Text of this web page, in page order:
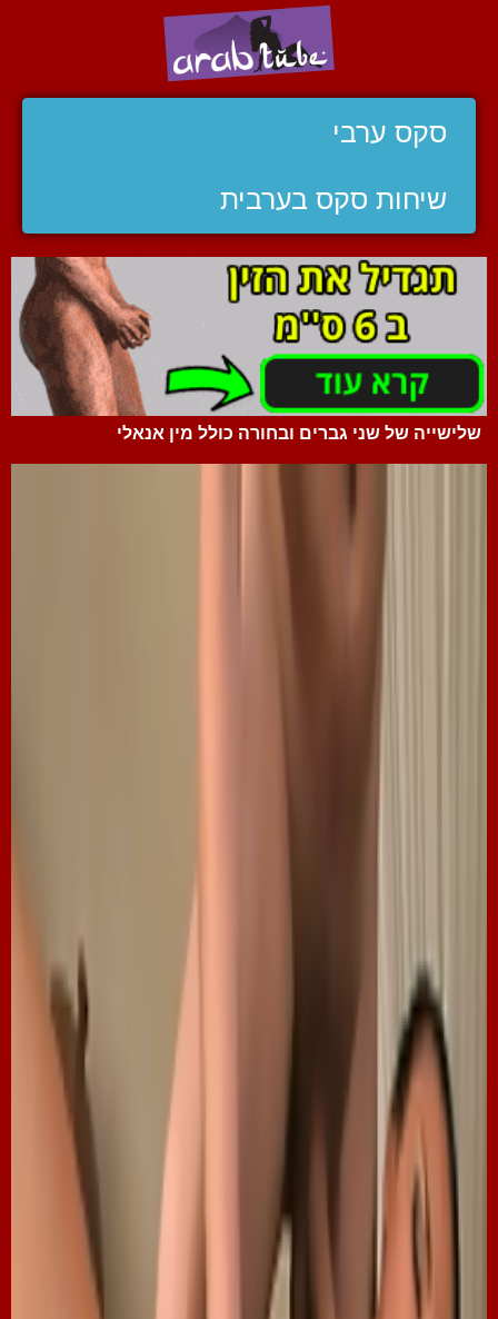
סקס ערבי
שיחות סקס בערבית
שלישייה של שני גברים ובחורה כולל מין אנאלי